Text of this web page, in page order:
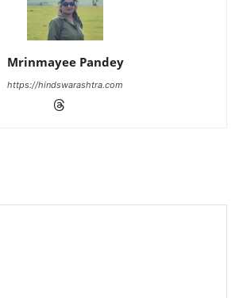
Mrinmayee Pandey
https://hindswarashtra.com